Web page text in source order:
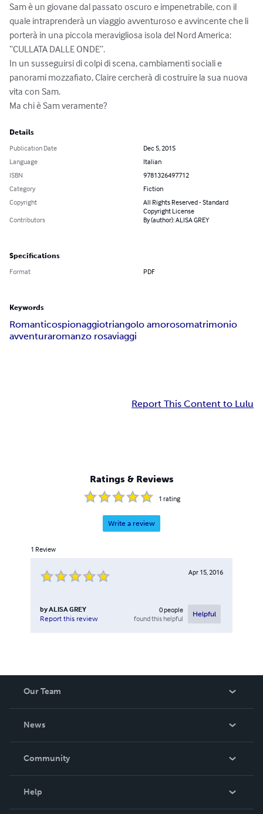
Sam è un giovane dal passato oscuro e impenetrabile, con il
quale intraprenderà un viaggio avventuroso e avvincente che li
porterà in una piccola meravigliosa isola del Nord America:
“CULLATA DALLE ONDE”.
In un susseguirsi di colpi di scena, cambiamenti sociali e
panorami mozzafiato, Claire cercherà di costruire la sua nuova
vita con Sam.
Ma chi è Sam veramente?
Details
Publication Date
Dec 5, 2015
Language
Italian
ISBN
9781326497712
Category
Fiction
Copyright
All Rights Reserved - Standard
Copyright License
Contributors
By (author): ALISA GREY
Specifications
Format PDF
Keywords
Romanticospionaggiotriangolo amorosomatrimonio
avventuraromanzo rosaviaggi
Report This Content to Lulu
Ratings & Reviews
1 rating
Write a review
1 Review
Apr 15, 2016
byALISA GREY
Report this review
0people
found this helpful
Helpful
Our Team
News
In The News
Community
Help